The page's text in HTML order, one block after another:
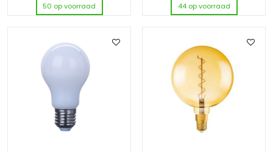
50 op voorraad 44 op voorraad